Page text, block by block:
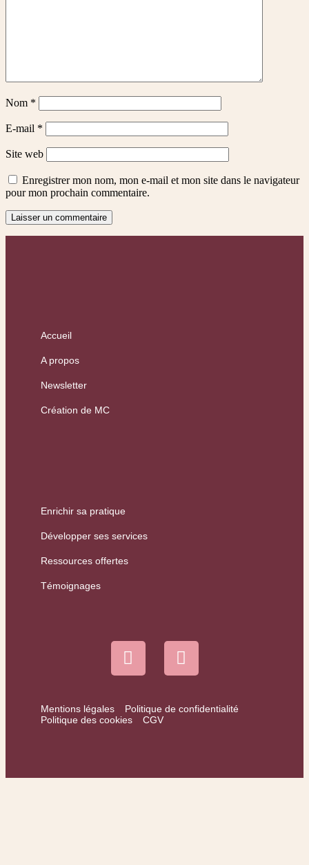
Nom *
E-mail *
Site web
Enregistrer mon nom, mon e-mail et mon site dans le navigateur
pour mon prochain commentaire.
Accueil
A propos
Newsletter
Création de MC
Enrichir sa pratique
Développer ses services
Ressources offertes
Témoignages
Mentions légales
Politique de confidentialité
Politique des cookies
CGV